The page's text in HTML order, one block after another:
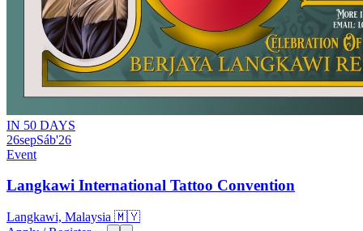
IN 50 DAYS
26sepSáb'26
Event
Langkawi International Tattoo Convention
Langkawi, Malaysia 🇲🇾